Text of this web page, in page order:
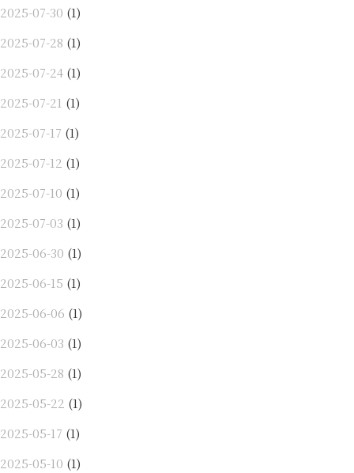
2025-07-30 (1)
2025-07-28 (1)
2025-07-24 (1)
2025-07-21 (1)
2025-07-17 (1)
2025-07-12 (1)
2025-07-10 (1)
2025-07-03 (1)
2025-06-30 (1)
2025-06-15 (1)
2025-06-06 (1)
2025-06-03 (1)
2025-05-28 (1)
2025-05-22 (1)
2025-05-17 (1)
2025-05-10 (1)